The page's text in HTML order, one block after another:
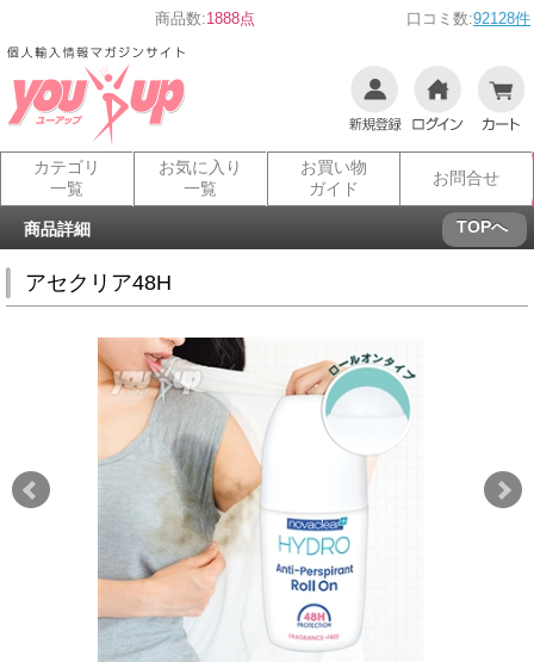
商品数:1888点 口コミ数:92128件
カテゴリ
一覧
お気に入り
一覧
お買い物
ガイド
お問合せ
商品詳細 TOPへ
アセクリア48H